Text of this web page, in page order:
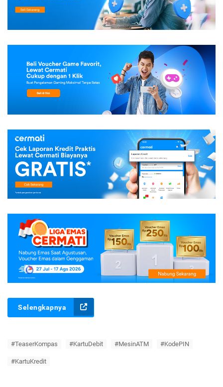
Selengkapnya
#TeaserKompas #KartuDebit #MesinATM #KodePIN
#KartuKredit